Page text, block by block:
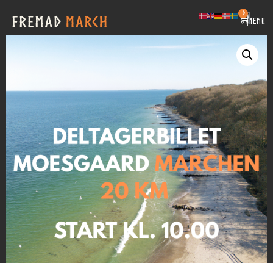
0
|MENU